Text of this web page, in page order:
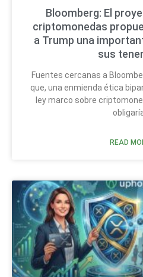
Bloomberg: El
criptomonedas
a Trump una
sus
Fuentes cercanas a
que, una enmienda ética
ley marco sobre
READ